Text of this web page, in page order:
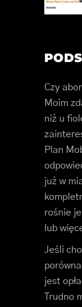
Czy
Moim
niż u
Plan
już w
rośnie
lub
Jeśli
jest
Trudno